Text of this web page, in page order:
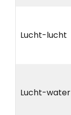
Lucht-lucht
Lucht-water